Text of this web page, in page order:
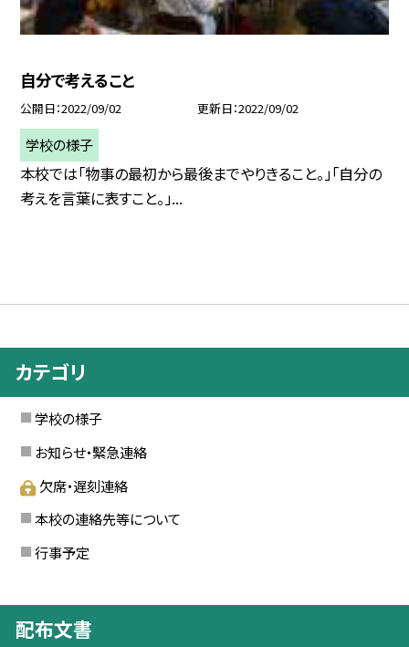
自分で考えること
公開日 2022/09/02 更新日 2022/09/02
学校の様子
本校では「物事の最初から最後までやりきること。」「自分の
考えを言葉に表すこと。」...
カテゴリ
学校の様子
お知らせ・緊急連絡
欠席・遅刻連絡
本校の連絡先等について
行事予定
配布文書